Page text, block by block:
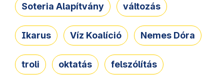
Soteria Alapítvány változás
Ikarus Víz Koalíció Nemes Dóra
troli oktatás felszólítás